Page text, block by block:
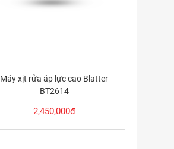
Máy xịt rửa áp lực cao Blatter
BT2614
2,450,000đ